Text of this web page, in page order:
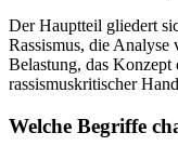
Der Hauptteil gliedert
Rassismus, die Analyse
Belastung, das
rassismuskritischer
Welche Begriffe